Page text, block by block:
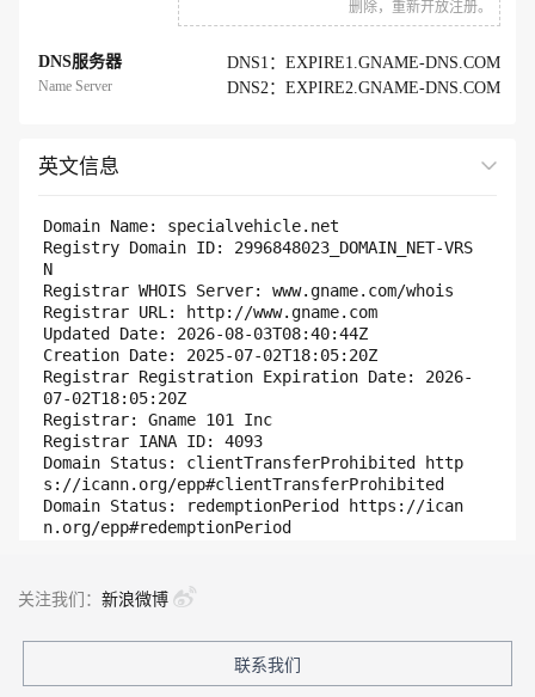
删除，重新开放注册。
DNS服务器
Name Server
DNS1：EXPIRE1.GNAME-DNS.COM
DNS2：EXPIRE2.GNAME-DNS.COM
英文信息
Domain Name: specialvehicle.net
Registry Domain ID: 2996848023_DOMAIN_NET-VRS
N
Registrar WHOIS Server: www.gname.com/whois
Registrar URL: http://www.gname.com
Updated Date: 2026-08-03T08:40:44Z
Creation Date: 2025-07-02T18:05:20Z
Registrar Registration Expiration Date: 2026-
07-02T18:05:20Z
Registrar: Gname 101 Inc
Registrar IANA ID: 4093
Domain Status: clientTransferProhibited http
s://icann.org/epp#clientTransferProhibited
Domain Status: redemptionPeriod https://ican
n.org/epp#redemptionPeriod
DNSSEC: unsigned
Registrar Abuse Contact Email: ZYS@GNAME.COM
URL of the ICANN WHOIS Data Problem Reporting
System: http://wdprs.internic.net/
关注我们： 新浪微博
联系我们